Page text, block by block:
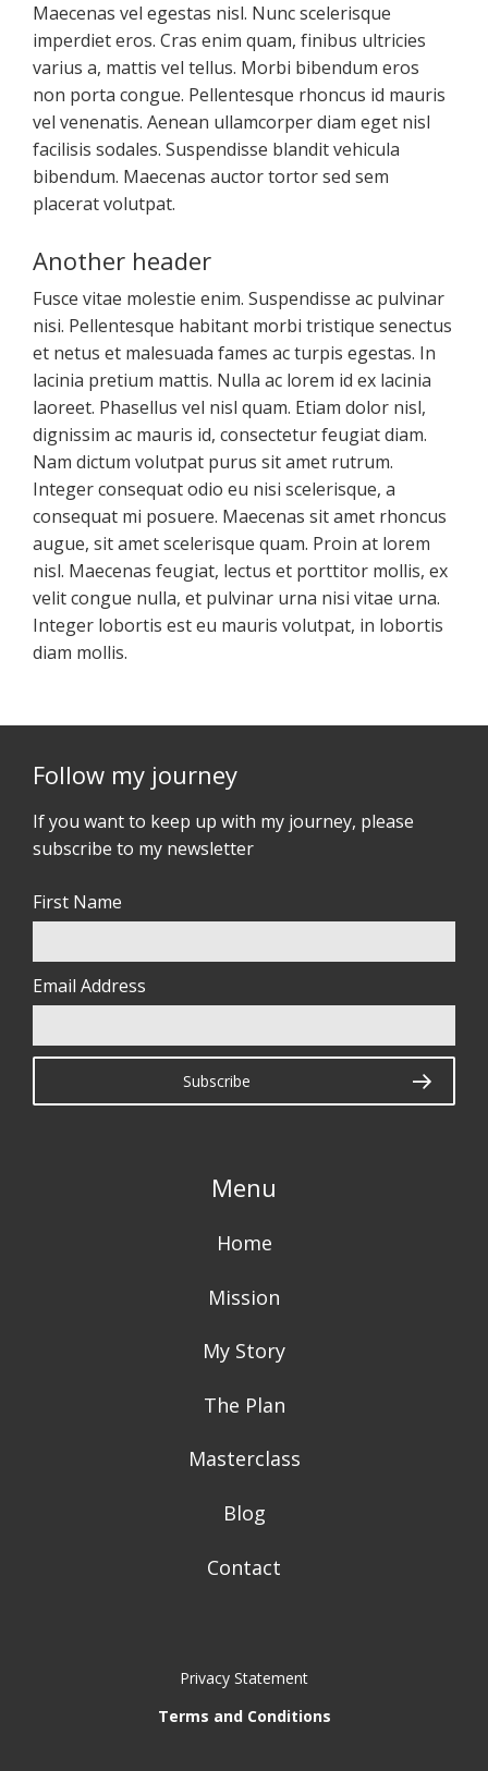
Maecenas vel egestas nisl. Nunc scelerisque
imperdiet eros. Cras enim quam, finibus ultricies
varius a, mattis vel tellus. Morbi bibendum eros
non porta congue. Pellentesque rhoncus id mauris
vel venenatis. Aenean ullamcorper diam eget nisl
facilisis sodales. Suspendisse blandit vehicula
bibendum. Maecenas auctor tortor sed sem
placerat volutpat.
Another header
Fusce vitae molestie enim. Suspendisse ac pulvinar
nisi. Pellentesque habitant morbi tristique senectus
et netus et malesuada fames ac turpis egestas. In
lacinia pretium mattis. Nulla ac lorem id ex lacinia
laoreet. Phasellus vel nisl quam. Etiam dolor nisl,
dignissim ac mauris id, consectetur feugiat diam.
Nam dictum volutpat purus sit amet rutrum.
Integer consequat odio eu nisi scelerisque, a
consequat mi posuere. Maecenas sit amet rhoncus
augue, sit amet scelerisque quam. Proin at lorem
nisl. Maecenas feugiat, lectus et porttitor mollis, ex
velit congue nulla, et pulvinar urna nisi vitae urna.
Integer lobortis est eu mauris volutpat, in lobortis
diam mollis.
Follow my journey
If you want to keep up with my journey, please
subscribe to my newsletter
First Name
Email Address
Menu
Home
Mission
My Story
The Plan
Masterclass
Blog
Contact
Privacy Statement
Terms and Conditions